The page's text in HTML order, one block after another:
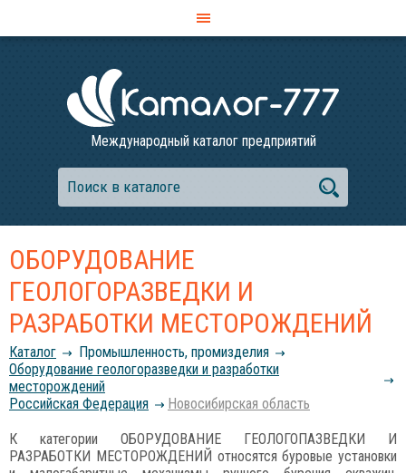
Международный каталог предприятий
ОБОРУДОВАНИЕ
ГЕОЛОГОРАЗВЕДКИ И
РАЗРАБОТКИ МЕСТОРОЖДЕНИЙ
Каталог
Промышленность, промизделия
Оборудование геологоразведки и разработки
месторождений
Российcкая Федерация
Новосибирская область
К категории ОБОРУДОВАНИЕ ГЕОЛОГОПАЗВЕДКИ И
РАЗРАБОТКИ МЕСТОРОЖДЕНИЙ относятся буровые установки